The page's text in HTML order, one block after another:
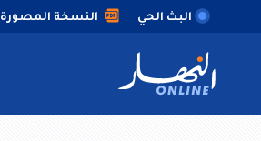
البث الحي النسخة المصورة